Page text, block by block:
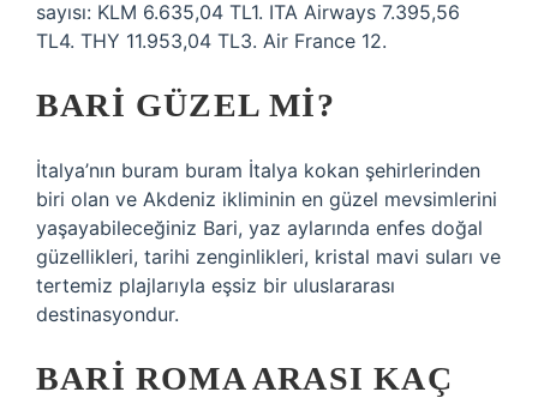
sayısı: KLM 6.635,04 TL1. ITA Airways 7.395,56
TL4. THY 11.953,04 TL3. Air France 12.
BARI GÜZEL MI?
İtalya’nın buram buram İtalya kokan şehirlerinden
biri olan ve Akdeniz ikliminin en güzel mevsimlerini
yaşayabileceğiniz Bari, yaz aylarında enfes doğal
güzellikleri, tarihi zenginlikleri, kristal mavi suları ve
tertemiz plajlarıyla eşsiz bir uluslararası
destinasyondur.
BARI ROMA ARASI KAÇ